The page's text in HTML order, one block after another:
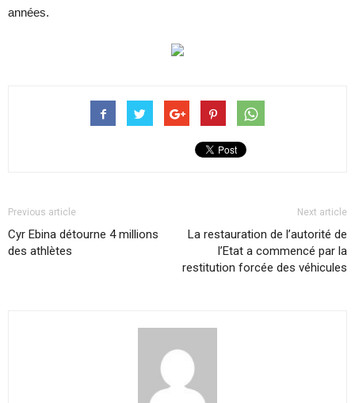
années.
Previous article
Cyr Ebina détourne 4 millions
des athlètes
Next article
La restauration de l’autorité de
l’Etat a commencé par la
restitution forcée des véhicules